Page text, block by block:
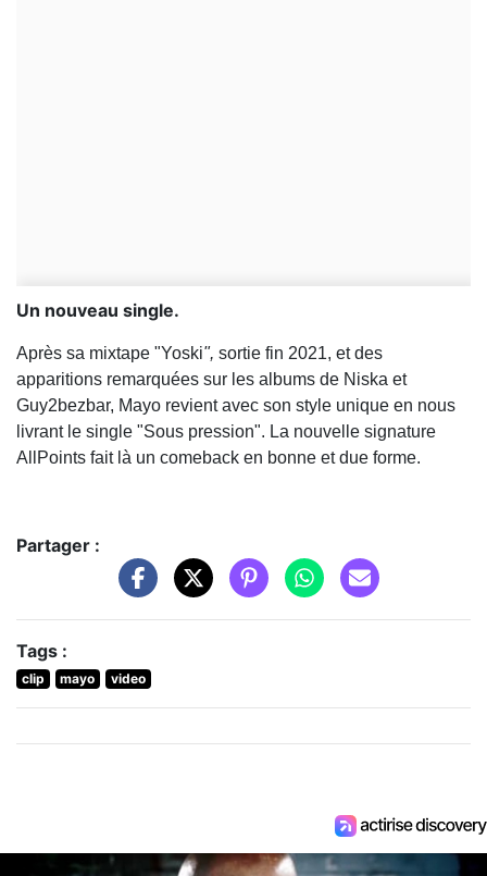
Un nouveau single.
Après sa mixtape "Yoski", sortie fin 2021, et des
apparitions remarquées sur les albums de Niska et
Guy2bezbar, Mayo revient avec son style unique en nous
livrant le single "Sous pression". La nouvelle signature
AllPoints fait là un comeback en bonne et due forme.
Partager :
Tags :
clip mayo video